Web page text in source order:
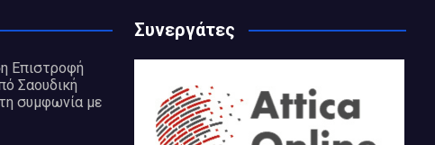
Επιστροφή
Σαουδική
συμφωνία με
Συνεργάτες